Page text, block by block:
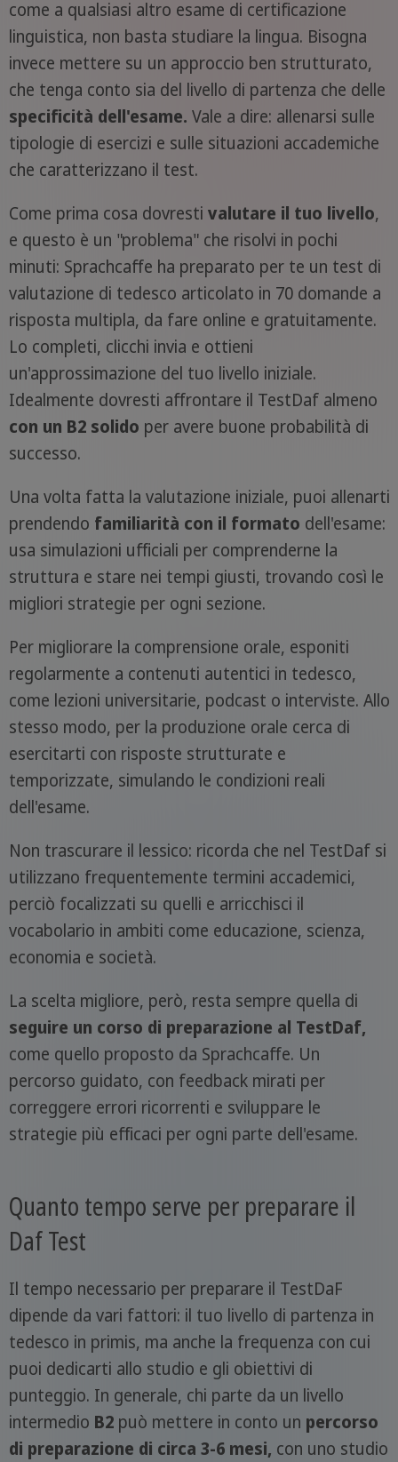
come a qualsiasi altro esame di certificazione
linguistica, non basta studiare la lingua. Bisogna
invece mettere su un approccio ben strutturato,
che tenga conto sia del livello di partenza che delle
specificità dell'esame. Vale a dire: allenarsi sulle
tipologie di esercizi e sulle situazioni accademiche
che caratterizzano il test.
Come prima cosa dovresti valutare il tuo livello,
e questo è un "problema" che risolvi in pochi
minuti: Sprachcaffe ha preparato per te un test di
valutazione di tedesco articolato in 70 domande a
risposta multipla, da fare online e gratuitamente.
Lo completi, clicchi invia e ottieni
un'approssimazione del tuo livello iniziale.
Idealmente dovresti affrontare il TestDaf almeno
con un B2 solido per avere buone probabilità di
successo.
Una volta fatta la valutazione iniziale, puoi allenarti
prendendo familiarità con il formato dell'esame:
usa simulazioni ufficiali per comprenderne la
struttura e stare nei tempi giusti, trovando così le
migliori strategie per ogni sezione.
Per migliorare la comprensione orale, esponiti
regolarmente a contenuti autentici in tedesco,
come lezioni universitarie, podcast o interviste. Allo
stesso modo, per la produzione orale cerca di
esercitarti con risposte strutturate e
temporizzate, simulando le condizioni reali
dell'esame.
Non trascurare il lessico: ricorda che nel TestDaf si
utilizzano frequentemente termini accademici,
perciò focalizzati su quelli e arricchisci il
vocabolario in ambiti come educazione, scienza,
economia e società.
La scelta migliore, però, resta sempre quella di
seguire un corso di preparazione al TestDaf,
come quello proposto da Sprachcaffe. Un
percorso guidato, con feedback mirati per
correggere errori ricorrenti e sviluppare le
strategie più efficaci per ogni parte dell'esame.
Quanto tempo serve per preparare il
Daf Test
Il tempo necessario per preparare il TestDaF
dipende da vari fattori: il tuo livello di partenza in
tedesco in primis, ma anche la frequenza con cui
puoi dedicarti allo studio e gli obiettivi di
punteggio. In generale, chi parte da un livello
intermedio B2può mettere in conto un percorso
di preparazione di circa 3-6 mesi, con uno studio